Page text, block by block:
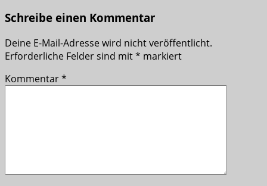
Schreibe einen Kommentar
Deine E-Mail-Adresse wird nicht veröffentlicht.
Erforderliche Felder sind mit* markiert
Kommentar*